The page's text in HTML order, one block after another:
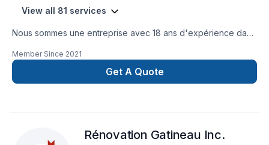
View all 81 services
Nous sommes une entreprise avec 18 ans d'expérience dans
spécialisés dans le domaine de la rénovation et de la
construction, ainsi que dans divers types de travaux de
réparation et de modification dans les secteurs résidentiel,
Member Since 2021
Get A Quote
Rénovation Gatineau Inc.